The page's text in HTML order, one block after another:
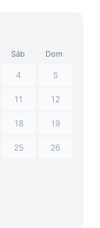
Sáb Dom
4 5
11 12
18 19
25 26